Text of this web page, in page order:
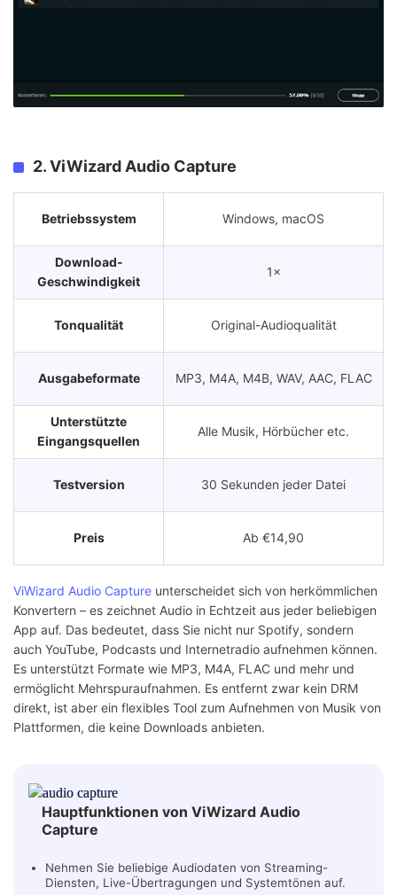
2. ViWizard Audio Capture
Betriebssystem Windows, macOS
Download-
Geschwindigkeit
1×
Tonqualität Original-Audioqualität
Ausgabeformate MP3, M4A, M4B, WAV, AAC, FLAC
Unterstützte
Eingangsquellen
Alle Musik, Hörbücher etc.
Testversion 30 Sekunden jeder Datei
Preis Ab €14,90
ViWizard Audio Capture unterscheidet sich von herkömmlichen
Konvertern – es zeichnet Audio in Echtzeit aus jeder beliebigen
App auf. Das bedeutet, dass Sie nicht nur Spotify, sondern
auch YouTube, Podcasts und Internetradio aufnehmen können.
Es unterstützt Formate wie MP3, M4A, FLAC und mehr und
ermöglicht Mehrspuraufnahmen. Es entfernt zwar kein DRM
direkt, ist aber ein flexibles Tool zum Aufnehmen von Musik von
Plattformen, die keine Downloads anbieten.
Hauptfunktionen von ViWizard Audio
Capture
Nehmen Sie beliebige Audiodaten von Streaming-
Diensten, Live-Übertragungen und Systemtönen auf.